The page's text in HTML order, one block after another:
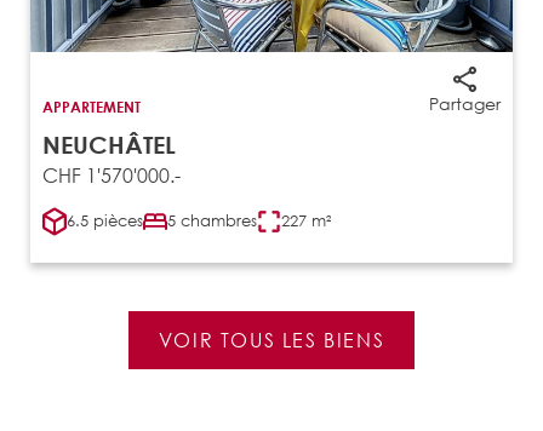
Partager
APPARTEMENT
NEUCHÂTEL
CHF 1'570'000.-
6.5 pièces 5 chambres 227 m²
VOIR TOUS LES BIENS